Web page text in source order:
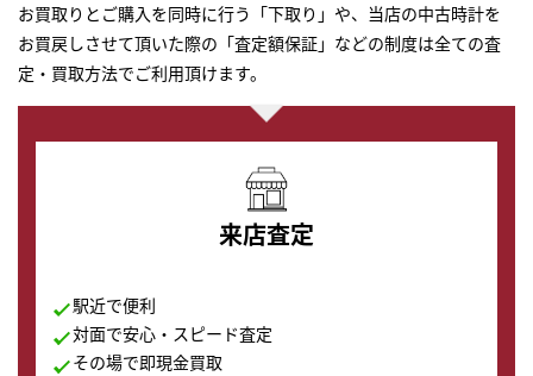
お買取りとご購入を同時に行う「下取り」や、当店の中古時計を
お買戻しさせて頂いた際の「査定額保証」などの制度は全ての査
定・買取方法でご利用頂けます。
来店査定
駅近で便利
対面で安心・スピード査定
その場で即現金買取